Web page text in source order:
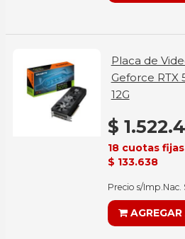
Placa de
Geforce RTX
12G
$
18 cuotas
$ 133.638
Precio s/Imp.Nac.